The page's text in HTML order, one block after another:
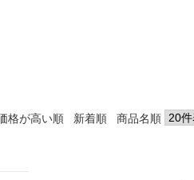
格が高い順 新着順 商品名順